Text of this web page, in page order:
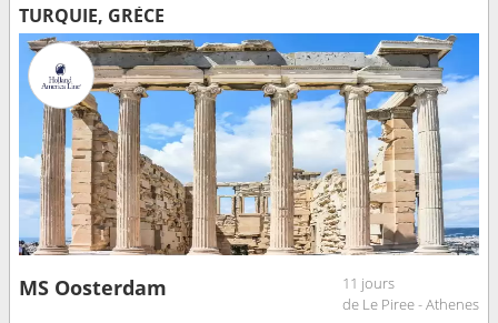
Mois de départ
Ports Compagnies
Rechercher
TURQUIE, GRÈCE
MS Oosterdam
11 jours
de Le Piree - Athenes